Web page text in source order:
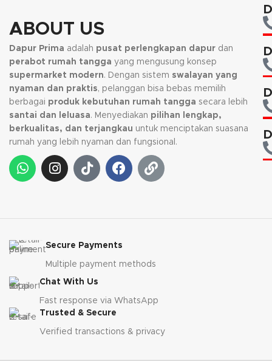
biasanya digunakan untuk tempat
ABOUT US
Dapur Prima adalah pusat perlengkapan dapur dan
perabot rumah tangga yang mengusung konsep
supermarket modern. Dengan sistem swalayan yang
nyaman dan praktis, pelanggan bisa bebas memilih
berbagai produk kebutuhan rumah tangga secara lebih
santai dan leluasa. Menyediakan pilihan lengkap,
berkualitas, dan terjangkau untuk menciptakan suasana
rumah yang lebih nyaman dan fungsional.
Secure Payments
Multiple payment methods
Chat With Us
Fast response via WhatsApp
Trusted & Secure
Verified transactions & privacy